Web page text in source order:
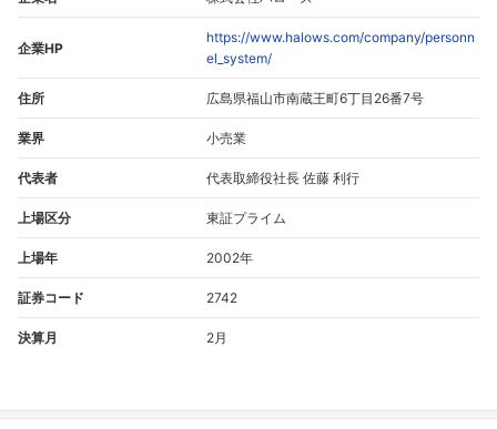
企業HP
https://www.halows.com/company/personn
el_system/
住所 広島県福山市南蔵王町6丁目26番7号
業界 小売業
代表者 代表取締役社長 佐藤 利行
上場区分 東証プライム
上場年 2002年
証券コード 2742
決算月 2月